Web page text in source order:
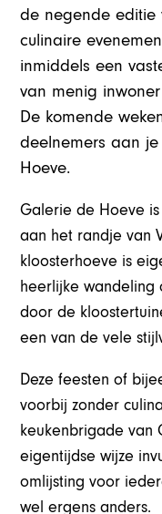
de negende editie
culinaire
inmiddels een
van menig
De komende
deelnemers aan
Hoeve.
Galerie de Hoeve
aan het randje van
kloosterhoeve is
heerlijke wandeling
door de
een van de vele
Deze feesten of
voorbij zonder
keukenbrigade van
eigentijdse wijze
omlijsting voor
wel ergens anders.